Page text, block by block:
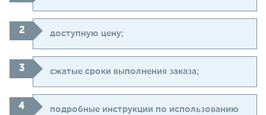
доступную цену;
сжатые сроки выполнения заказа;
подробные инструкции по использованию